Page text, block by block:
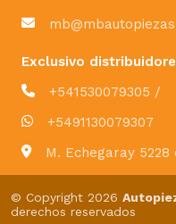
Exclusivo
+541530079305 /
+5491130079307
M. Echegaray 5228
© Copyright 2026
derechos reservados